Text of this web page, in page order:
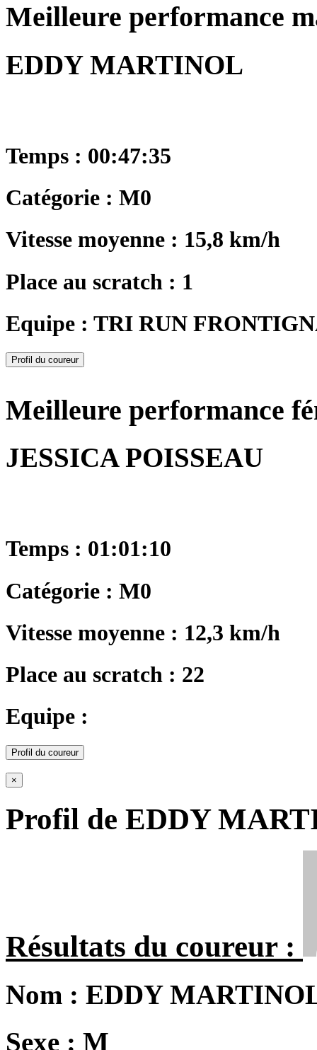
Meilleure performance
EDDY MARTINOL
Temps : 00:47:35
Catégorie : M0
Vitesse moyenne : 15,8 km/h
Place au scratch : 1
Equipe : TRI RUN
Profil du coureur
Meilleure performance
JESSICA POISSEAU
Temps : 01:01:10
Catégorie : M0
Vitesse moyenne : 12,3 km/h
Place au scratch : 22
Equipe :
Profil du coureur
×
Profil de EDDY
Résultats du coureur :
Nom : EDDY
Sexe : M